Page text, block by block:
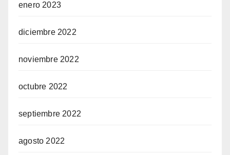
enero 2023
diciembre 2022
noviembre 2022
octubre 2022
septiembre 2022
agosto 2022